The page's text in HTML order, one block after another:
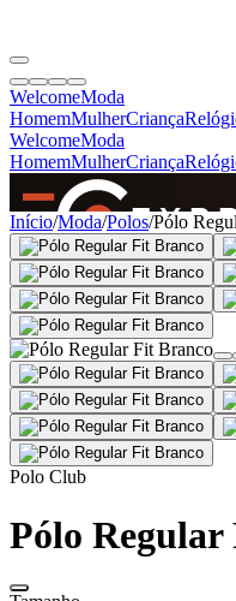
WelcomeModa
HomemMulherCriança
WelcomeModa
HomemMulherCriança
SINCE 2005
+de 36.000 reviews
Início/Moda/Polos/Pólo
Polo Club
Pólo